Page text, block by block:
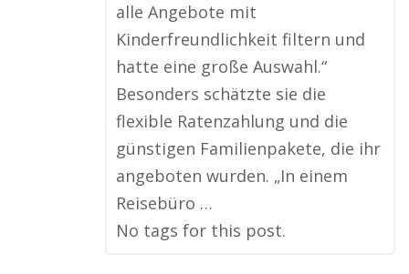
alle Angebote mit
Kinderfreundlichkeit filtern und
hatte eine große Auswahl.“
Besonders schätzte sie die
flexible Ratenzahlung und die
günstigen Familienpakete, die ihr
angeboten wurden. „In einem
Reisebüro …
No tags for this post.